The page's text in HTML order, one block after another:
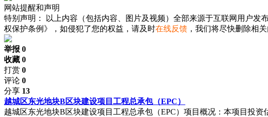
网站提醒和声明
特别声明：
以上内容（包括内容、图片及视频）全部来源于互联网用户
权保护条例》，如侵犯了您的权益，请及时在线反馈 ，我们将尽快删除相关
举报 0
收藏 0
打赏 0
评论 0
分享 13
越城区东光地块B区块建设项目工程总承包（EPC）
越城区东光地块B区块建设项目工程总承包（EPC）项目概况：本项目投